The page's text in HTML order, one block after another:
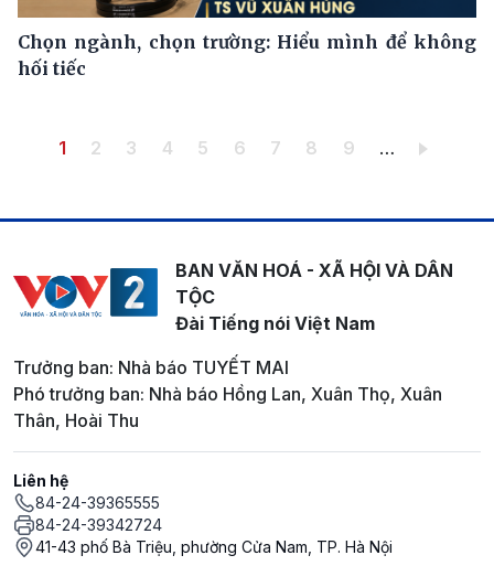
Chọn ngành, chọn trường: Hiểu mình để không
hối tiếc
Pagination
Trang hiện thời
1 Trang
2 Trang
3 Trang
4 Trang
5 Trang
6 Trang
7 Trang
8 Trang
9 …
BAN VĂN HOÁ - XÃ HỘI VÀ DÂN
TỘC
Đài Tiếng nói Việt Nam
Trưởng ban: Nhà báo TUYẾT MAI
Phó trưởng ban: Nhà báo Hồng Lan, Xuân Thọ, Xuân
Thân, Hoài Thu
Liên hệ
84-24-39365555
84-24-39342724
41-43 phố Bà Triệu, phường Cửa Nam, TP. Hà Nội